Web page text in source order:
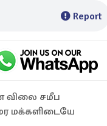
Report
விலை சமீப
மக்களிடையே